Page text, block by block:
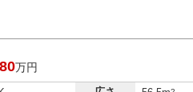
万円